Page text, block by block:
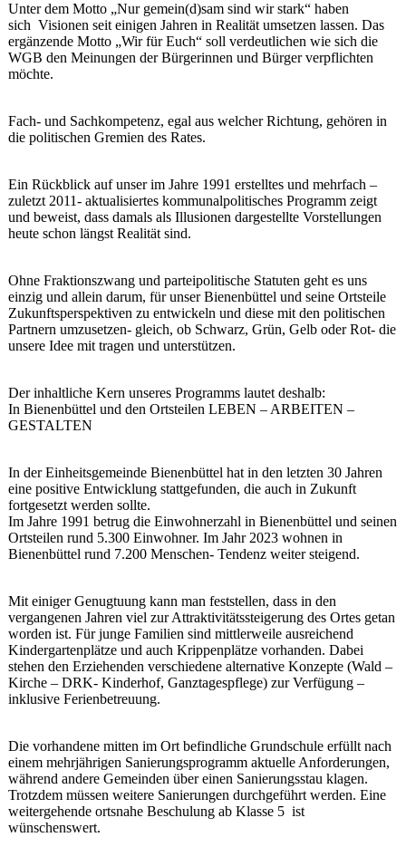
Unter dem Motto „Nur gemein(d)sam sind wir stark“ haben
sich Visionen seit einigen Jahren in Realität umsetzen lassen. Das
ergänzende Motto „Wir für Euch“ soll verdeutlichen wie sich die
WGB den Meinungen der Bürgerinnen und Bürger verpflichten
möchte.
Fach- und Sachkompetenz, egal aus welcher Richtung, gehören in
die politischen Gremien des Rates.
Ein Rückblick auf unser im Jahre 1991 erstelltes und mehrfach –
zuletzt 2011- aktualisiertes kommunalpolitisches Programm zeigt
und beweist, dass damals als Illusionen dargestellte Vorstellungen
heute schon längst Realität sind.
Ohne Fraktionszwang und parteipolitische Statuten geht es uns
einzig und allein darum, für unser Bienenbüttel und seine Ortsteile
Zukunftsperspektiven zu entwickeln und diese mit den politischen
Partnern umzusetzen- gleich, ob Schwarz, Grün, Gelb oder Rot- die
unsere Idee mit tragen und unterstützen.
Der inhaltliche Kern unseres Programms lautet deshalb:
In Bienenbüttel und den Ortsteilen LEBEN – ARBEITEN –
GESTALTEN
In der Einheitsgemeinde Bienenbüttel hat in den letzten 30 Jahren
eine positive Entwicklung stattgefunden, die auch in Zukunft
fortgesetzt werden sollte.
Im Jahre 1991 betrug die Einwohnerzahl in Bienenbüttel und seinen
Ortsteilen rund 5.300 Einwohner. Im Jahr 2023 wohnen in
Bienenbüttel rund 7.200 Menschen- Tendenz weiter steigend.
Mit einiger Genugtuung kann man feststellen, dass in den
vergangenen Jahren viel zur Attraktivitätssteigerung des Ortes getan
worden ist. Für junge Familien sind mittlerweile ausreichend
Kindergartenplätze und auch Krippenplätze vorhanden. Dabei
stehen den Erziehenden verschiedene alternative Konzepte (Wald –
Kirche – DRK- Kinderhof, Ganztagespflege) zur Verfügung –
inklusive Ferienbetreuung.
Die vorhandene mitten im Ort befindliche Grundschule erfüllt nach
einem mehrjährigen Sanierungsprogramm aktuelle Anforderungen,
während andere Gemeinden über einen Sanierungsstau klagen.
Trotzdem müssen weitere Sanierungen durchgeführt werden. Eine
weitergehende ortsnahe Beschulung ab Klasse 5 ist
wünschenswert.